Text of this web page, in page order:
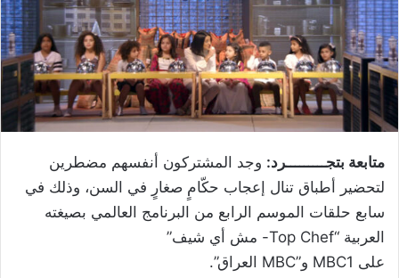
متابعة بتجـــــــــرد: وجد المشتركون أنفسهم مضطرين
لتحضير أطباق تنال إعجاب حكّامٍ صغارٍ في السن، وذلك في
سابع حلقات الموسم الرابع من البرنامج العالمي بصيغته
العربية “Top Chef- مش أي شيف”
على MBC1 و”MBC العراق”.